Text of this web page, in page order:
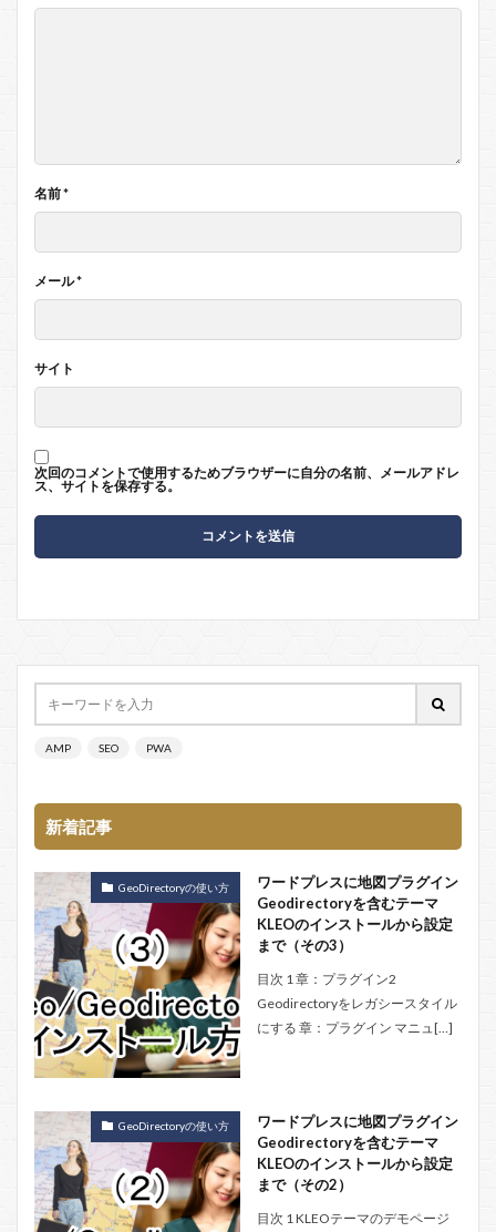
名前*
メール*
サイト
次回のコメントで使用するためブラウザーに自分の名前、メールアドレ
ス、サイトを保存する。
AMP SEO PWA
新着記事
GeoDirectoryの使い方
ワードプレスに地図プラグイン
Geodirectoryを含むテーマ
KLEOのインストールから設定
まで（その3）
目次 1 章：プラグイン2
Geodirectoryをレガシースタイル
にする 章：プラグイン マニュ[…]
GeoDirectoryの使い方
ワードプレスに地図プラグイン
Geodirectoryを含むテーマ
KLEOのインストールから設定
まで（その2）
目次 1 KLEOテーマのデモページ